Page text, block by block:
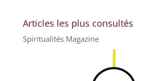
Articles les plus consultés
Spiritualités Magazine